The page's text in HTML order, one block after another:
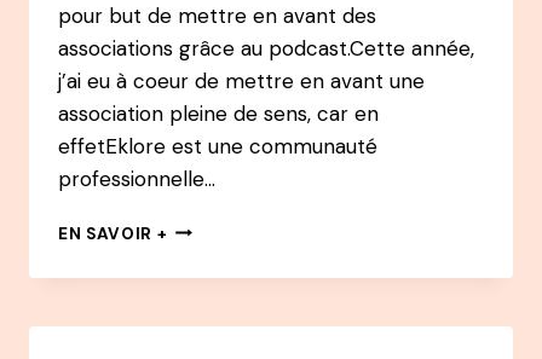
pour but de mettre en avant des
associations grâce au podcast.Cette année,
j’ai eu à coeur de mettre en avant une
association pleine de sens, car en
effetEklore est une communauté
professionnelle…
EN SAVOIR + 139
–
THOMAS